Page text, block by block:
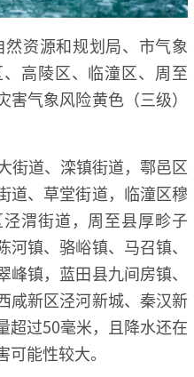
资源和规划局、市气象
高陵区、临潼区、周至
气象风险黄色（三级）
街道、滦镇街道，鄠邑区
道、草堂街道，临潼区穆
渭街道，周至县厚畛子
镇、骆峪镇、马召镇、
镇，蓝田县九间房镇、
咸新区泾河新城、秦汉新
超过50毫米，且降水还在
能性较大。